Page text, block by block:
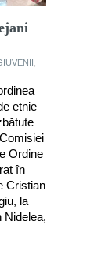
etnie
Ordine
în
Cristian
la
Nidelea,